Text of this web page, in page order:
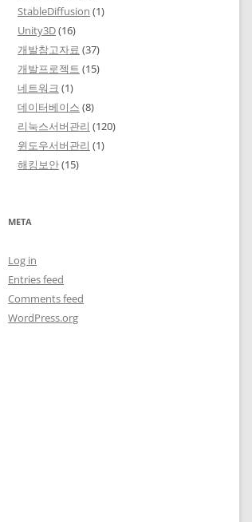
StableDiffusion (1)
Unity3D(16)
개발참고자료 (37)
개발프로젝트 (15)
네트워크 (1)
데이터베이스 (8)
리눅스서버관리 (120)
윈도우서버관리 (1)
해킹보안(15)
META
Log in
Entries feed
Comments feed
WordPress.org